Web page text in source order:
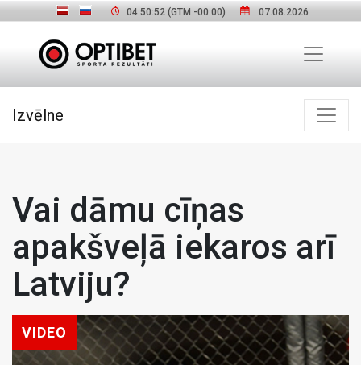
04:50:53(GTM -00:00) 07.08.2026
Izvēlne
Vai dāmu cīņas
apakšveļā iekaros arī
Latviju?
VIDEO